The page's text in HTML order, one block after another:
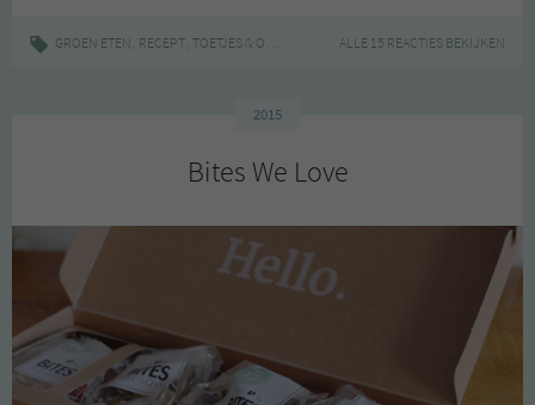
GROEN ETEN, RECEPT, TOETJES & ONTBIJTJES BAKKEN ,HAVERREPEN,RECEPT
ALLE 15 REACTIES BEKIJKEN
2015
Bites We Love